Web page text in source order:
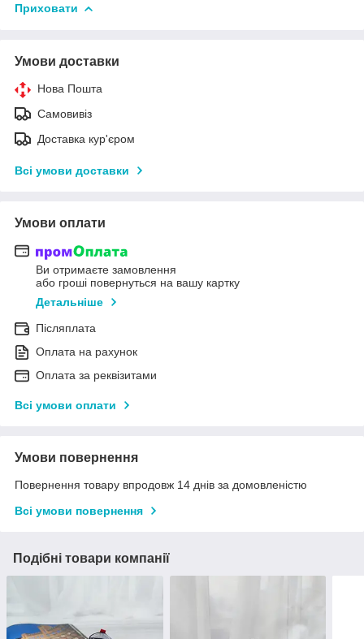
Приховати
Умови доставки
Нова Пошта
Самовивіз
Доставка кур'єром
Всі умови доставки
Умови оплати
Ви отримаєте замовлення
або гроші повернуться на вашу картку
Детальніше
Післяплата
Оплата на рахунок
Оплата за реквізитами
Всі умови оплати
Умови повернення
Повернення товару впродовж 14 днів за домовленістю
Всі умови повернення
Подібні товари компанії